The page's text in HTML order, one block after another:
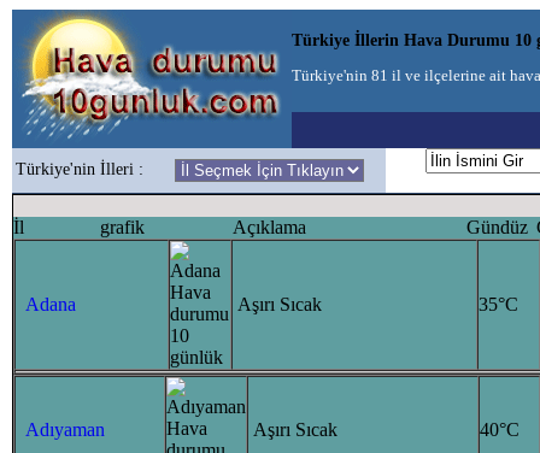
Türkiye İllerin Hava Durumu 10
Türkiye'nin 81 il ve ilçelerine ait hava
Türkiye'nin İlleri :
İl grafik Açıklama Gündüz
Adana Aşırı Sıcak 35°C
Adıyaman Aşırı Sıcak 40°C